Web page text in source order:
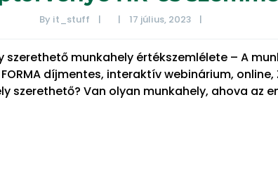
By it_stuff | | 17 július, 2023 |
szerethető munkahely értékszemlélete – A
FORMA díjmentes, interaktív webinárium,
szerethető? Van olyan munkahely, ahova az